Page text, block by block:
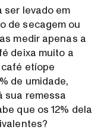
ser levado em
de secagem ou
medir apenas a
deixa muito a
etíope
de umidade,
sua remessa
que os 12% dela